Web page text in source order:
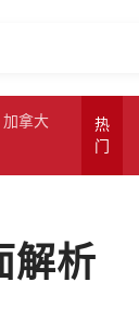
加拿大
热
门
解析